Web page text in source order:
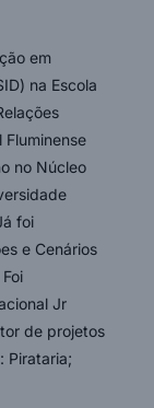
em
na Escola
Fluminense
no Núcleo
foi
e Cenários
Jr
de projetos
Pirataria;